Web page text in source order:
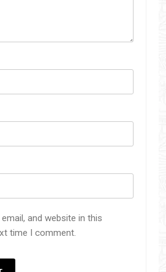
and website in this
time I comment.